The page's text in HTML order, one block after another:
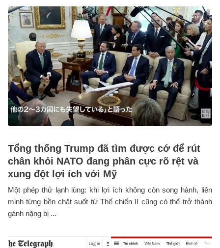
Tổng thống Trump đã tìm được cớ để rút
chân khỏi NATO đang phân cực rõ rệt và
xung đột lợi ích với Mỹ
Một phép thử lạnh lùng: khi lợi ích không còn song hành, liên
minh từng bền chặt suốt từ Thế chiến II cũng có thể trở thành
gánh nặng bị ...